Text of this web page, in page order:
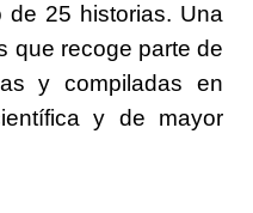
de 25 historias. Una
que recoge parte de
y compiladas en
y de mayor